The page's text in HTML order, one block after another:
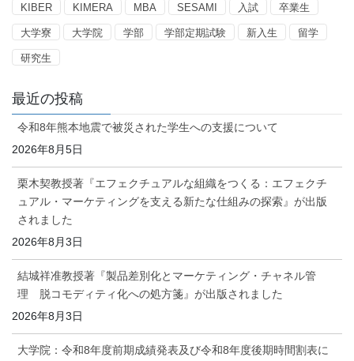
KIBER KIMERA MBA SESAMI 入試 卒業生
大学寮 大学院 学部 学部定期試験 新入生 留学
研究生
最近の投稿
令和8年熊本地震で被災された学生への支援について
2026年8月5日
栗木契教授著『エフェクチュアルな組織をつくる：エフェクチ
ュアル・マーケティングを支える新たな仕組みの探索』が出版
されました
2026年8月3日
結城祥准教授著『製品差別化とマーケティング・チャネル管
理 脱コモディティ化への処方箋』が出版されました
2026年8月3日
大学院：令和8年度前期成績発表及び令和8年度後期時間割表に